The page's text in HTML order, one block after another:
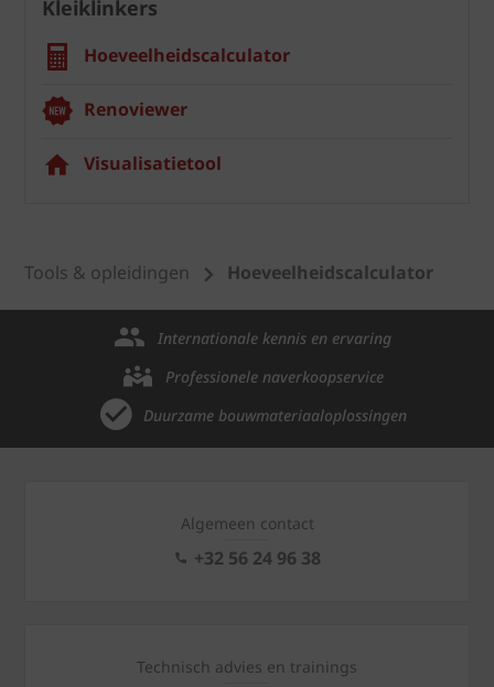
Kleiklinkers
Hoeveelheidscalculator
Renoviewer
Visualisatietool
Tools & opleidingen Hoeveelheidscalculator
Internationale kennis en ervaring
Professionele naverkoopservice
Duurzame bouwmateriaaloplossingen
Algemeen contact
+32 56 24 96 38
Technisch advies en trainings